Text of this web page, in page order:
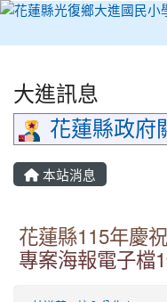
大進訊息
花蓮縣政府
本站消息
花蓮縣115年慶
專案海報電子檔